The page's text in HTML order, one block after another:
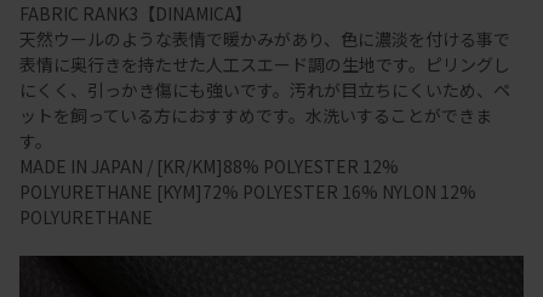
FABRIC RANK3【DINAMICA】
天然ウールのような表情で暖かみがあり、色に濃淡を付ける事で
表情に奥行きを持たせた人工スエード調の生地です。ピリングし
にくく、引っかき傷にも強いです。汚れが目立ちにくいため、ペ
ットを飼っている方におすすめです。水洗いすることができま
す。
MADE IN JAPAN / [KR/KM]88% POLYESTER 12%
POLYURETHANE [KYM]72% POLYESTER 16% NYLON 12%
POLYURETHANE